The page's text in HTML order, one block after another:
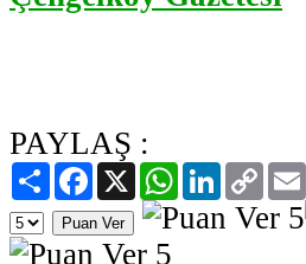
PAYLAŞ :
PaylaşFacebook
X WhatsAppLinkedIn
Copy
Link